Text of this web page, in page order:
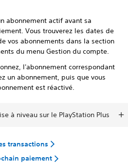
abonnement actif avant sa
Vous trouverez les dates de
vos abonnements dans la section
du menu Gestion du compte.
l'abonnement correspondant
un abonnement, puis que vous
est réactivé.
à niveau sur le PlayStation Plus
transactions
paiement